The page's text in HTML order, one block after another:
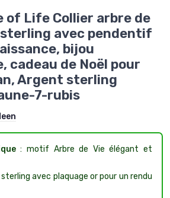
of Life Collier arbre de
avec pendentif
bijou
cadeau de Noël pour
Argent sterling
7-rubis
: motif Arbre de Vie élégant et
avec plaquage or pour un rendu